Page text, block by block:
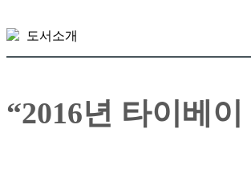
도서소개
“2016년 타이베